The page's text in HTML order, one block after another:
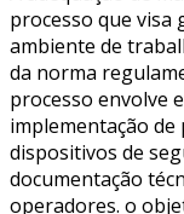
processo que visa
ambiente de
da norma
processo envolve
implementação de
dispositivos de
documentação
operadores. o